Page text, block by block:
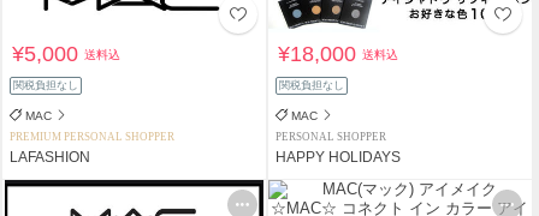
¥5,000送料込
関税負担なし
MAC
PREMIUM PERSONAL SHOPPER
LAFASHION
¥18,000送料込
関税負担なし
MAC
PERSONAL SHOPPER
HAPPY HOLIDAYS